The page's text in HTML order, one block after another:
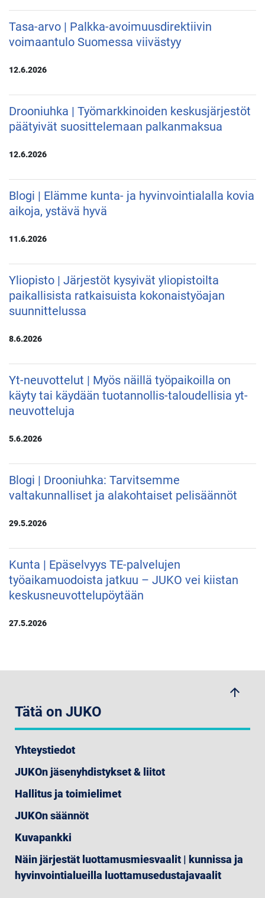
Tasa-arvo | Palkka-avoimuusdirektiivin
voimaantulo Suomessa viivästyy
12.6.2026
Drooniuhka | Työmarkkinoiden keskusjärjestöt
päätyivät suosittelemaan palkanmaksua
12.6.2026
Blogi | Elämme kunta- ja hyvinvointialalla kovia
aikoja, ystävä hyvä
11.6.2026
Yliopisto | Järjestöt kysyivät yliopistoilta
paikallisista ratkaisuista kokonaistyöajan
suunnittelussa
8.6.2026
Yt-neuvottelut | Myös näillä työpaikoilla on
käyty tai käydään tuotannollis-taloudellisia yt-
neuvotteluja
5.6.2026
Blogi | Drooniuhka: Tarvitsemme
valtakunnalliset ja alakohtaiset pelisäännöt
29.5.2026
Kunta | Epäselvyys TE-palvelujen
työaikamuodoista jatkuu – JUKO vei kiistan
keskusneuvottelupöytään
27.5.2026
arrow_upwards
Tätä on JUKO
Yhteystiedot
JUKOn jäsenyhdistykset & liitot
Hallitus ja toimielimet
JUKOn säännöt
Kuvapankki
Näin järjestät luottamusmiesvaalit | kunnissa ja
hyvinvointialueilla luottamusedustajavaalit